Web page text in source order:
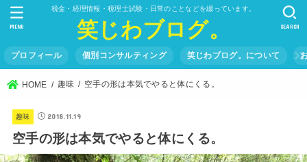
税金・経理情報・税理士試験・日常のことなどを綴っています。
笑じわブログ。
プロフィール 個別コンサルティング 笑じわブログ。について
SEARCH
MENU
HOME 趣味 空手の形は本気でやると体にくる。
趣味 2018.11.19
空手の形は本気でやると体にくる。